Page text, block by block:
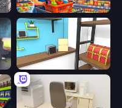
Supermarket Simulator: Dream Store
Game Cafe Escape